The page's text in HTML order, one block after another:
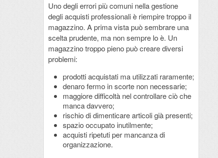
Uno degli errori più comuni nella gestione
degli acquisti professionali è riempire troppo il
magazzino. A prima vista può sembrare una
scelta prudente, ma non sempre lo è. Un
magazzino troppo pieno può creare diversi
problemi:
prodotti acquistati ma utilizzati raramente;
denaro fermo in scorte non necessarie;
maggiore difficoltà nel controllare ciò che
manca davvero;
rischio di dimenticare articoli già presenti;
spazio occupato inutilmente;
acquisti ripetuti per mancanza di
organizzazione.